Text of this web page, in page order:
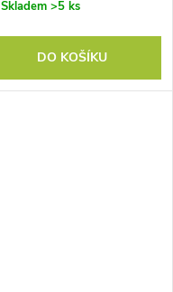
Skladem >5 ks
DO KOŠÍKU